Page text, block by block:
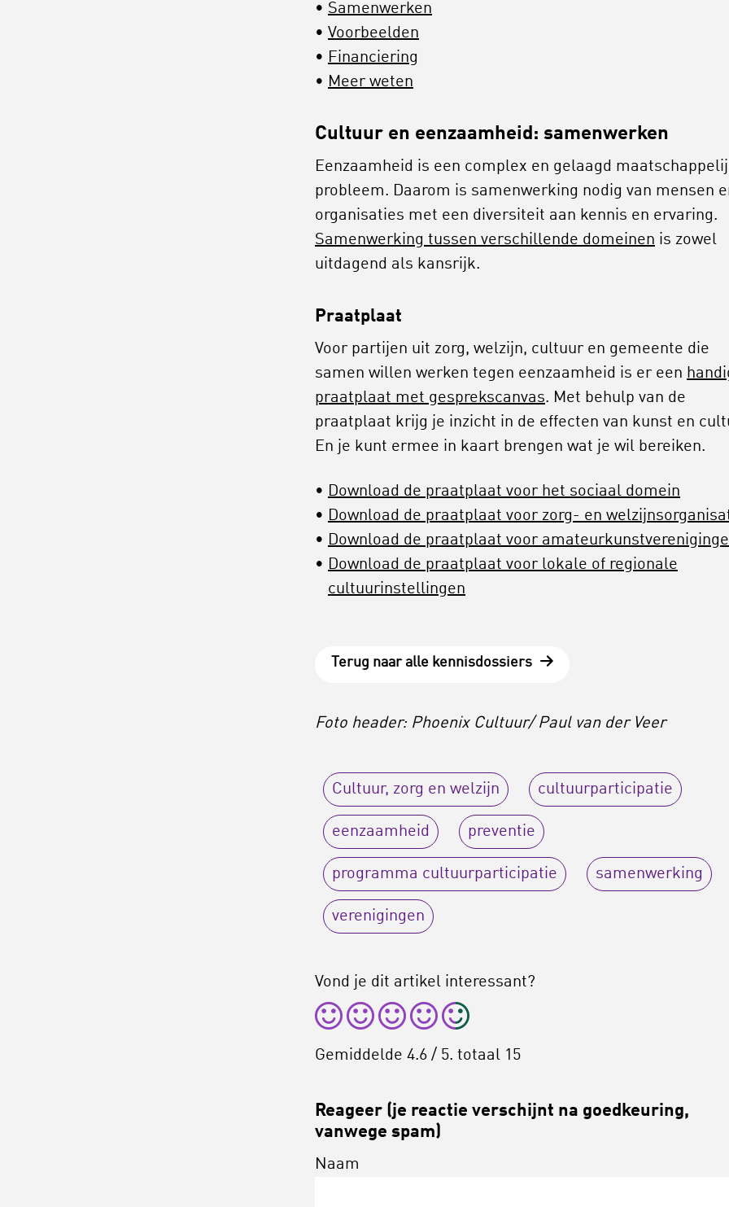
Samenwerken
Voorbeelden
Financiering
Meer weten
Cultuur en eenzaamheid: samenwerken
Eenzaamheid is een complex en gelaagd
probleem. Daarom is samenwerking nodig van mensen
organisaties met een diversiteit aan kennis en ervaring.
Samenwerking tussen verschillende domeinen is zowel
uitdagend als kansrijk.
Praatplaat
Voor partijen uit zorg, welzijn, cultuur en gemeente die
samen willen werken tegen eenzaamheid is er een
praatplaat met gesprekscanvas. Met behulp van de
praatplaat krijg je inzicht in de effecten van kunst en
En je kunt ermee in kaart brengen wat je wil bereiken.
Download de praatplaat voor het sociaal domein
Download de praatplaat voor zorg- en
Download de praatplaat voor
Download de praatplaat voor lokale of regionale
cultuurinstellingen
Terug naar alle kennisdossiers
Foto header: Phoenix Cultuur/ Paul van der Veer
Cultuur, zorg en welzijn cultuurparticipatie
eenzaamheid preventie
programma cultuurparticipatie samenwerking
verenigingen
Vond je dit artikel interessant?
Gemiddelde 4.6 / 5. totaal 15
Reageer (je reactie verschijnt na goedkeuring,
vanwege spam)
Naam